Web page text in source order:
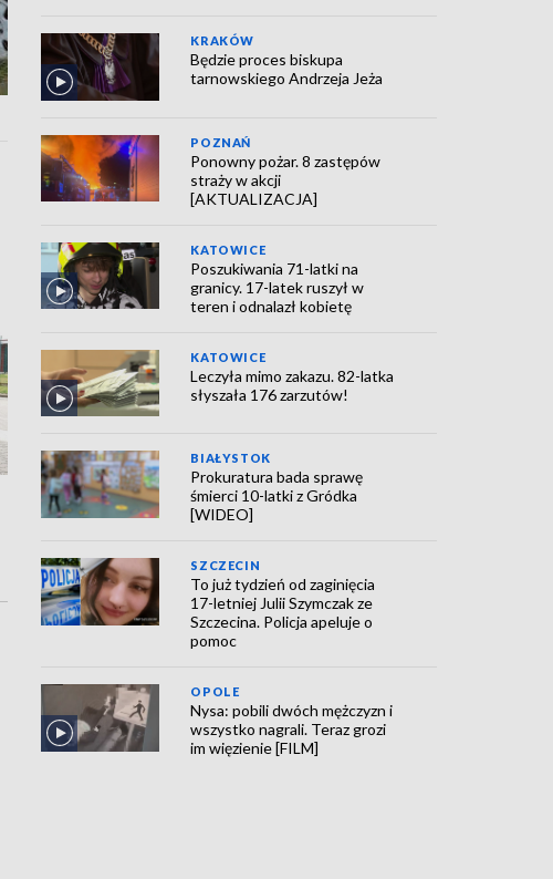
KRAKÓW
Będzie proces biskupa
tarnowskiego Andrzeja Jeża
POZNAŃ
Ponowny pożar. 8 zastępów
straży w akcji
[AKTUALIZACJA]
KATOWICE
Poszukiwania 71-latki na
granicy. 17-latek ruszył w
teren i odnalazł kobietę
KATOWICE
Leczyła mimo zakazu. 82-latka
słyszała 176 zarzutów!
BIAŁYSTOK
Prokuratura bada sprawę
śmierci 10-latki z Gródka
[WIDEO]
SZCZECIN
To już tydzień od zaginięcia
17-letniej Julii Szymczak ze
Szczecina. Policja apeluje o
pomoc
OPOLE
Nysa: pobili dwóch mężczyzn i
wszystko nagrali. Teraz grozi
im więzienie [FILM]